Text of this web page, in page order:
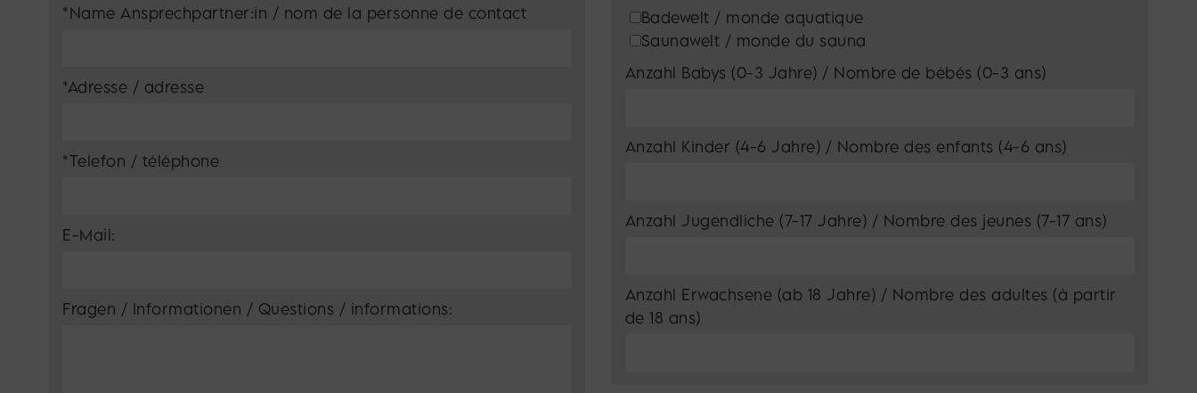
*Name Ansprechpartner:in / nom de la personne de contact
*Adresse / adresse
*Telefon / téléphone
E-Mail:
Fragen / Informationen / Questions / informations:
Badewelt / monde aquatique
Saunawelt / monde du sauna
Anzahl Babys (0-3 Jahre) / Nombre de bébés (0-3 ans)
Anzahl Kinder (4-6 Jahre) / Nombre des enfants (4-6 ans)
Anzahl Jugendliche (7-17 Jahre) / Nombre des jeunes (7-17 ans)
Anzahl Erwachsene (ab 18 Jahre) / Nombre des adultes (à partir
de 18 ans)